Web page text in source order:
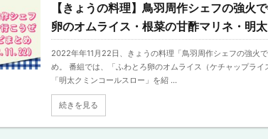
【きょうの料理】鳥羽周作シェフの強火
卵のオムライス・根菜の甘酢マリネ・明
2022年年11月22日、きょうの料理「鳥羽周作シェフの強火
め。 番組では、「ふわとろ卵のオムライス（ケチャップライ
「明太クミンコールスロー」を紹 ...
続きを見る